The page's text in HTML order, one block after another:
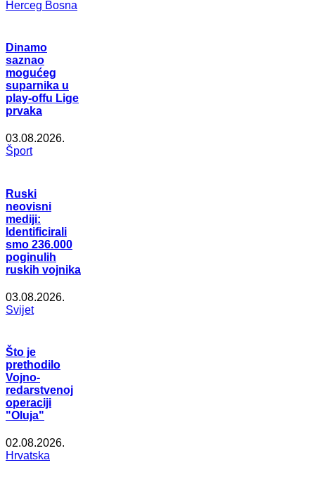
Herceg Bosna
Dinamo
saznao
mogućeg
suparnika u
play-offu Lige
prvaka
03.08.2026.
Šport
Ruski
neovisni
mediji:
Identificirali
smo 236.000
poginulih
ruskih vojnika
03.08.2026.
Svijet
Što je
prethodilo
Vojno-
redarstvenoj
operaciji
"Oluja"
02.08.2026.
Hrvatska